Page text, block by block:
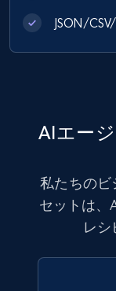
Indeed job
Jobid,
Business
6.5K+
Companies
JSON/
AIエー
私たちのビ
セットは、
レシ